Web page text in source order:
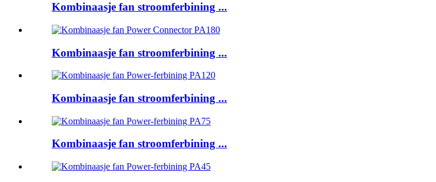
Kombinaasje fan stroomferbining ...
Kombinaasje fan stroomferbining ...
Kombinaasje fan stroomferbining ...
Kombinaasje fan stroomferbining ...